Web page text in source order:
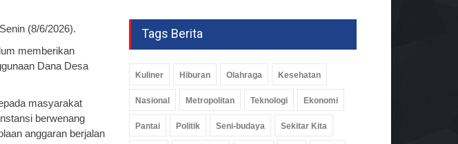
(8/6/2026).
memberikan
Dana Desa
masyarakat
berwenang
anggaran berjalan
Tags Berita
Kuliner Hiburan Olahraga Kesehatan
Nasional Metropolitan Teknologi Ekonomi
Pantai Politik Seni-budaya Sekitar Kita